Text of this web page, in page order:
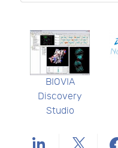
BIOVIA
Discovery
Studio